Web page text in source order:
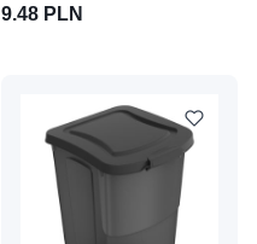
9.48 PLN